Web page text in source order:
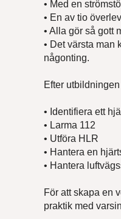
• Med en
• En av tio
• Alla gör så gott
• Det värsta man
någonting.
Efter
• Identifiera ett
• Larma 112
• Utföra HLR
• Hantera en
• Hantera
För att skapa en
praktik med